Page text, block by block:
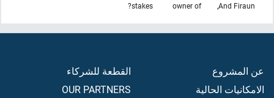
And Firaun,
owner of
stakes?
عن المشروع
الامكانيات الحالية
القطعة للشركاء
OUR PARTNERS